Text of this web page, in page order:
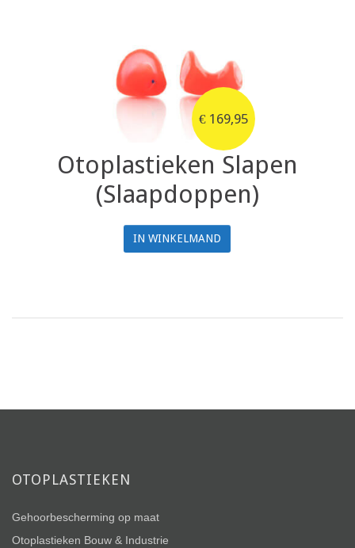
€ 169,95
Otoplastieken Slapen
(Slaapdoppen)
IN WINKELMAND
OTOPLASTIEKEN
Gehoorbescherming op maat
Otoplastieken Bouw & Industrie